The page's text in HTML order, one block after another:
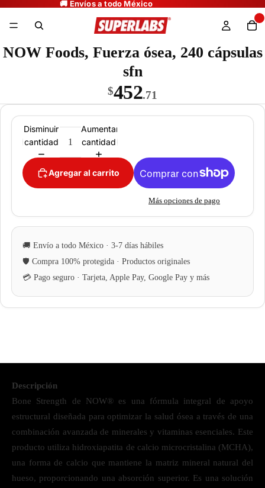
NOW Foods, Fuerza ósea, 240 cápsulas
sfn
$452.71
Disminuir
cantidad
Aumentar
cantidad
Agregar al carrito
Más opciones de pago
Descripción
Bone Strength de NOW® es una fórmula integral de apoyo
estructural diseñada para optimizar la salud ósea a través de una
combinación avanzada de minerales y vitaminas esenciales. Este
producto utiliza hidroxiapatita de calcio microcristalina (MCHA),
una forma de calcio que mantiene la matriz mineral natural del
hueso, proporcionando una absorción superior. Es una solución